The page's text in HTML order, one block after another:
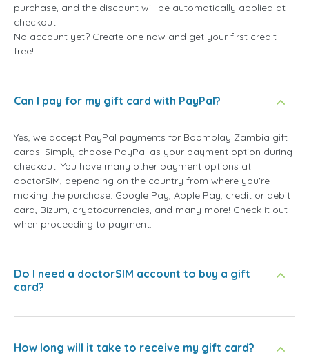
purchase, and the discount will be automatically applied at
checkout.
No account yet? Create one now and get your first credit
free!
Can I pay for my gift card with PayPal?
Yes, we accept PayPal payments for Boomplay Zambia gift
cards. Simply choose PayPal as your payment option during
checkout. You have many other payment options at
doctorSIM, depending on the country from where you're
making the purchase: Google Pay, Apple Pay, credit or debit
card, Bizum, cryptocurrencies, and many more! Check it out
when proceeding to payment.
Do I need a doctorSIM account to buy a gift
card?
How long will it take to receive my gift card?